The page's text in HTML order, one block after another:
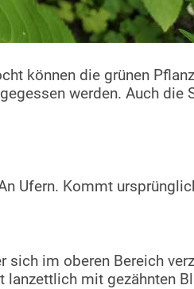
können die grünen
werden. Auch
Ufern. Kommt
sich im oberen Bereich
mit gezähnten